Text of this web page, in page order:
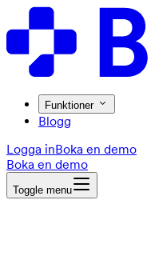
Funktioner
Blogg
Logga inBoka en demo
Boka en demo
Toggle menu